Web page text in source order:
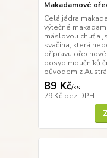
Makadamové
Celá jádra
výtečné
máslovou chuť a
svačina, která
přípravu
posyp moučníků
původem z
89 Kč/ks
79 Kč bez DPH